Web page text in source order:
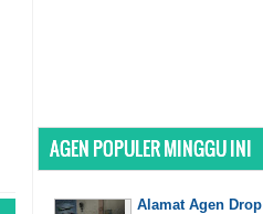
AGEN POPULER MINGGU INI
Alamat Agen Drop